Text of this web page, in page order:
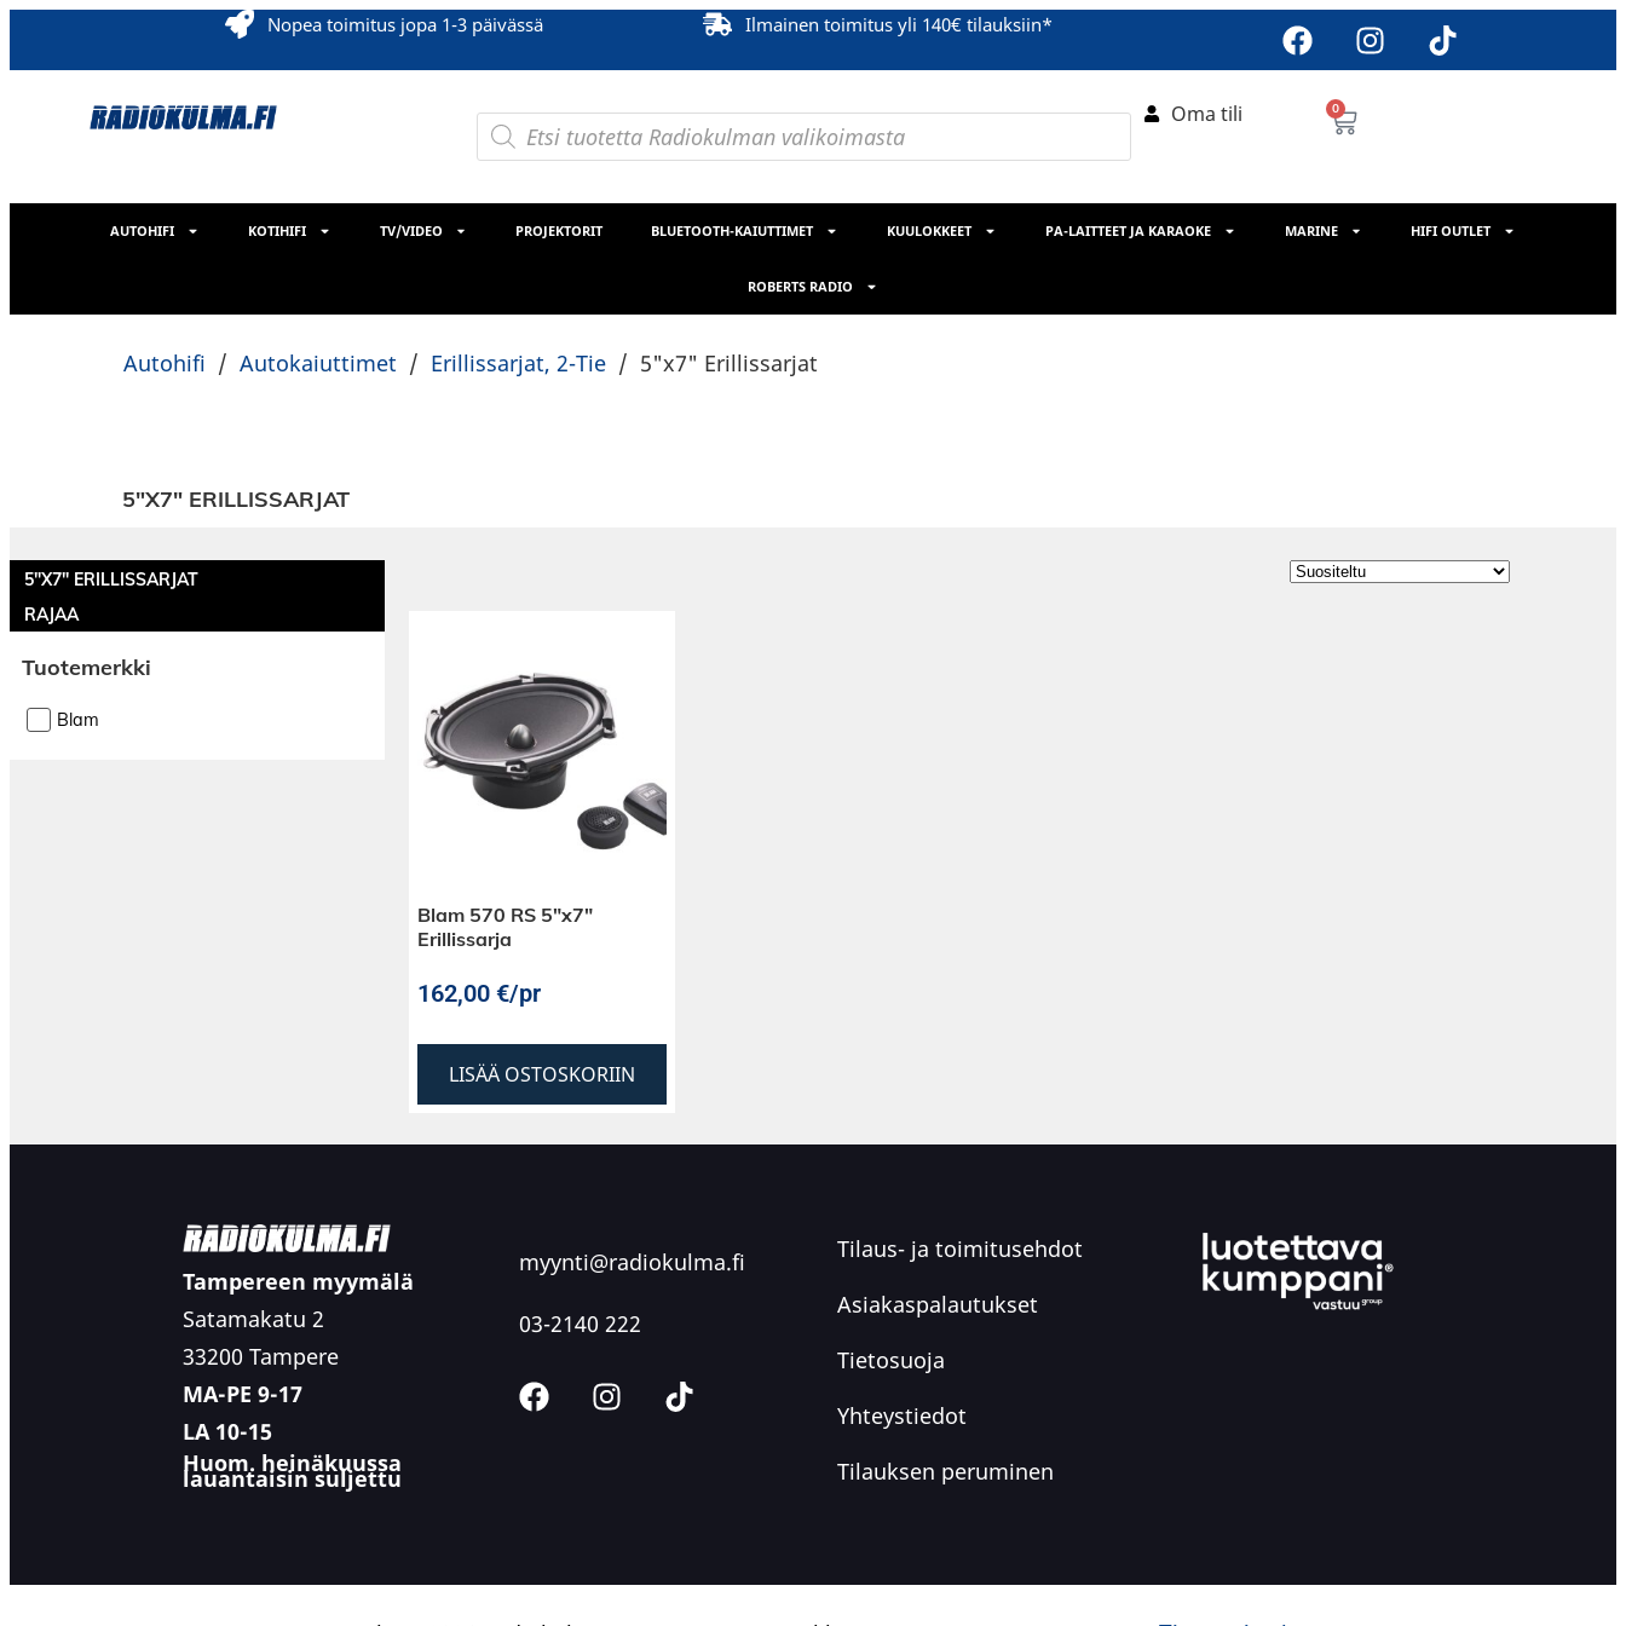
Nopea toimitus jopa 1-3 päivässä Ilmainen toimitus yli 140€ tilauksiin*
Oma tili 0
AUTOHIFI KOTIHIFI TV/VIDEO PROJEKTORIT BLUETOOTH-KAIUTTIMET KUULOKKEET PA-LAITTEET JA KARAOKE MARINE HIFI OUTLET
ROBERTS RADIO
Autohifi / Autokaiuttimet / Erillissarjat, 2-Tie / 5"x7" Erillissarjat
5"X7" ERILLISSARJAT
5"X7" ERILLISSARJAT
RAJAA
Tuotemerkki
Blam
Blam 570 RS 5″x7″
Erillissarja
162,00 €/pr
LISÄÄ OSTOSKORIIN
Tampereen myymälä
Satamakatu 2
33200 Tampere
MA-PE 9-17
LA 10-15
Huom. heinäkuussa
lauantaisin suljettu
myynti@radiokulma.fi
03-2140 222
Tilaus- ja toimitusehdot
Asiakaspalautukset
Tietosuoja
Yhteystiedot
Tilauksen peruminen